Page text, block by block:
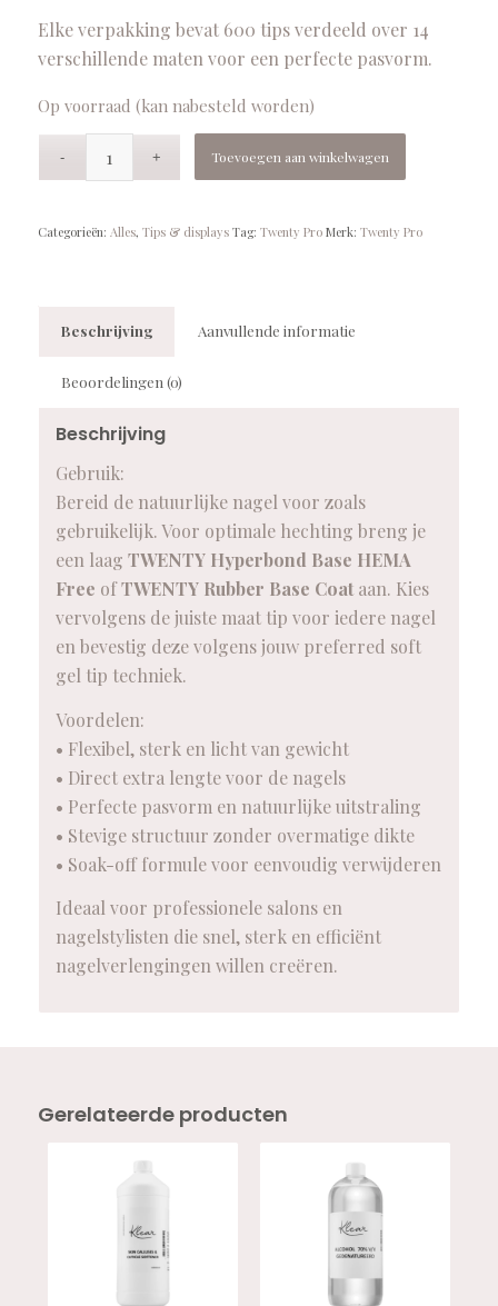
Elke verpakking bevat 600 tips verdeeld over 14
verschillende maten voor een perfecte pasvorm.
Op voorraad (kan nabesteld worden)
Toevoegen aan winkelwagen
Categorieën: Alles, Tips & displays Tag: Twenty Pro Merk: Twenty Pro
Beschrijving Aanvullende informatie
Beoordelingen (0)
Beschrijving
Gebruik:
Bereid de natuurlijke nagel voor zoals
gebruikelijk. Voor optimale hechting breng je
een laag TWENTY Hyperbond Base HEMA
Free ofTWENTY Rubber Base Coataan. Kies
vervolgens de juiste maat tip voor iedere nagel
en bevestig deze volgens jouw preferred soft
gel tip techniek.
Voordelen:
• Flexibel, sterk en licht van gewicht
• Direct extra lengte voor de nagels
• Perfecte pasvorm en natuurlijke uitstraling
• Stevige structuur zonder overmatige dikte
• Soak-off formule voor eenvoudig verwijderen
Ideaal voor professionele salons en
nagelstylisten die snel, sterk en efficiënt
nagelverlengingen willen creëren.
Gerelateerde producten